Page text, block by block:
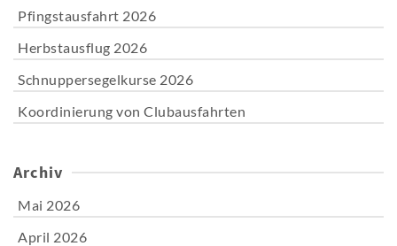
Pfingstausfahrt 2026
Herbstausflug 2026
Schnuppersegelkurse 2026
Koordinierung von Clubausfahrten
Archiv
Mai 2026
April 2026